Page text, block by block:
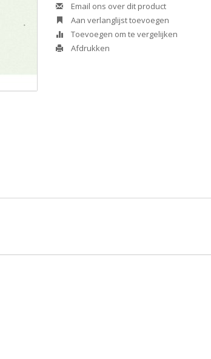
Email ons over dit product
Aan verlanglijst toevoegen
Toevoegen om te vergelijken
Afdrukken